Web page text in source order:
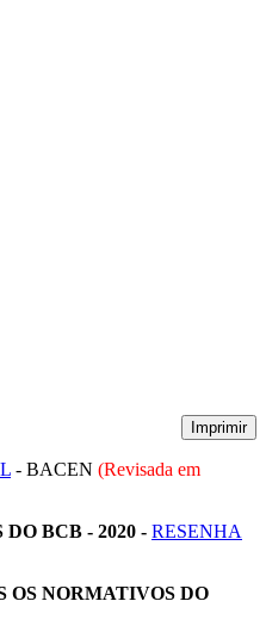
Imprimir
- BACEN (Revisada em
BCB - 2020 - RESENHA
OS NORMATIVOS DO